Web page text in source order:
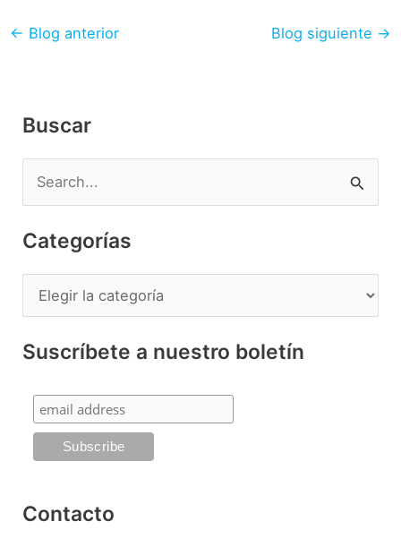
← Blog anterior Blog siguiente →
Buscar
u
s
r
p
Categorías
a
t
a
Suscríbete a nuestro boletín
Contacto